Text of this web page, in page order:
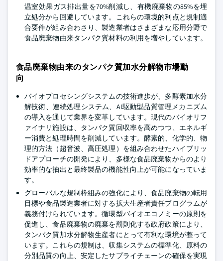
温室効果ガス排出量を70%削減し、有機廃棄物の85%を埋
立処分から回避しています。これらの環境的利点と規制適
合要件が組み合わさり、製造業者はさまざまな応用分野で
食品廃棄物由来タンパク質材料の利用を増やしています。
食品廃棄物由来のタンパク質加水分解物市場動
向
バイオプロセシングシステムの技術進歩が、多酵素加水分
解技術、連続処理システム、AI駆動型品質管理メカニズム
の導入を通じて業界を変革しています。現代のバイオリフ
ァイナリ施設は、タンパク質回収率を高めつつ、エネルギ
ー消費と処理時間を削減しています。酵素的、化学的、物
理的方法（超音波、高圧処理）を組み合わせたハイブリッ
ドアプローチの開発により、多様な食品廃棄物からのより
効率的な抽出と最終製品の機能性向上が可能になっていま
す。
グローバルな規制枠組みの強化により、食品廃棄物の転用
目標や食品製造業者に対する拡大生産者責任プログラムが
義務付けられています。循環型バイオエコノミーの原則を
促進し、食品廃棄物の廃棄を罰則化する政府政策により、
タンパク質加水分解物生産者にとって有利な環境が整って
います。これらの規制は、収集システムの標準化、原料の
分別品質の向上、安定したサプライチェーンの確保を実現